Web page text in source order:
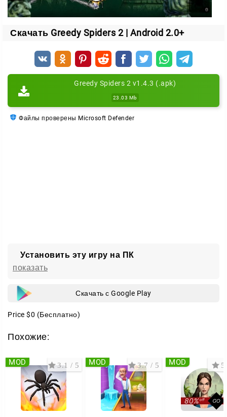
Скачать Greedy Spiders 2 | Android 2.0+
Greedy Spiders 2 v1.4.3 (.apk)
23.03 Mb
Файлы проверены Microsoft Defender
Установить эту игру на ПК
показать
Скачать с Google Play
Price $0 (Бесплатно)
Похожие:
3.1 / 5
MOD 3.7 / 5
MOD 5
MOD